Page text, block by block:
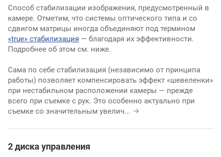
Способ стабилизации изображения, предусмотренный в
камере. Отметим, что системы оптического типа и со
сдвигом матрицы иногда объединяют под термином
«true» стабилизация — благодаря их эффективности.
Подробнее об этом см. ниже.
Сама по себе стабилизация (независимо от принципа
работы) позволяет компенсировать эффект «шевеленки»
при нестабильном расположении камеры — прежде
всего при съемке с рук. Это особенно актуально при
съемке со значительным увелич...
2 диска управления